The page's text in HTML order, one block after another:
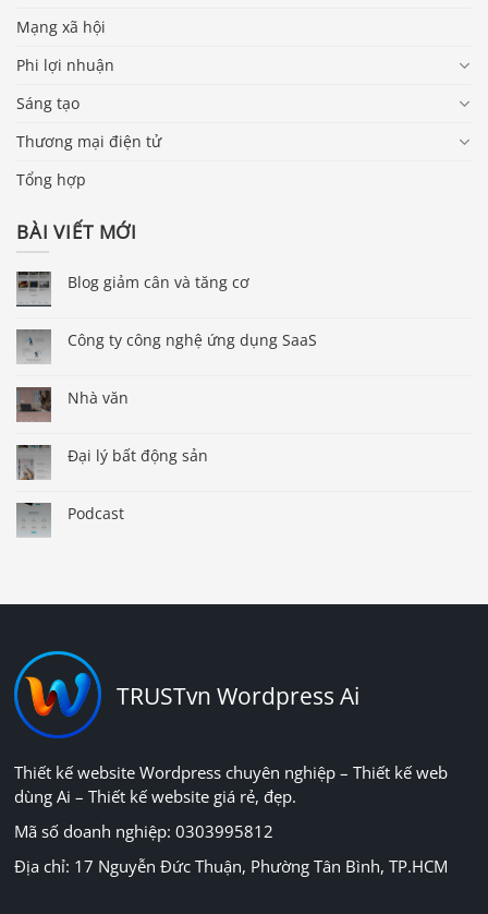
Mạng xã hội
Phi lợi nhuận
Sáng tạo
Thương mại điện tử
Tổng hợp
BÀI VIẾT MỚI
Blog giảm cân và tăng cơ
Công ty công nghệ ứng dụng SaaS
Nhà văn
Đại lý bất động sản
Podcast
TRUSTvn Wordpress Ai
Thiết kế website Wordpress chuyên nghiệp – Thiết kế web
dùng Ai – Thiết kế website giá rẻ, đẹp.
Mã số doanh nghiệp: 0303995812
Địa chỉ: 17 Nguyễn Đức Thuận, Phường Tân Bình, TP.HCM